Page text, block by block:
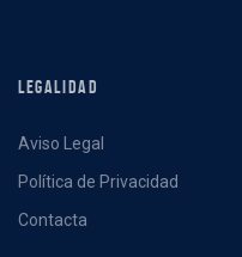
LEGALIDAD
Aviso Legal
Política de Privacidad
Contacta